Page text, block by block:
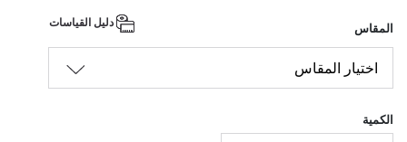
المقاس
اختيار المقاس
الكمية